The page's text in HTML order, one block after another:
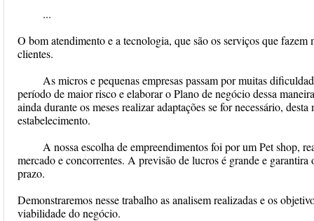
...
O bom atendimento e a tecnologia, que são os serviços que fazem
clientes.
As micros e pequenas empresas passam por muitas
período de maior risco e elaborar o Plano de negócio dessa
ainda durante os meses realizar adaptações se for necessário,
estabelecimento.
A nossa escolha de empreendimentos foi por um Pet shop,
mercado e concorrentes. A previsão de lucros é grande e
prazo.
Demonstraremos nesse trabalho as analisem realizadas e os
viabilidade do negócio.